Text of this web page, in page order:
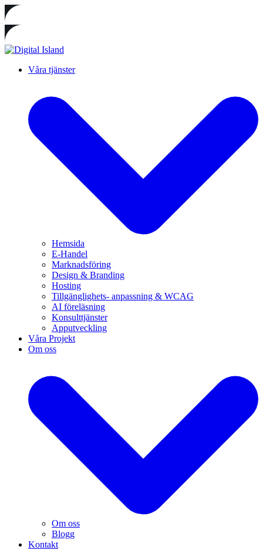
Våra tjänster
Hemsida
E-Handel
Marknadsföring
Design & Branding
Hosting
Tillgänglighets- anpassning & WCAG
AI föreläsning
Konsulttjänster
Apputveckling
Våra Projekt
Om oss
Om oss
Blogg
Kontakt